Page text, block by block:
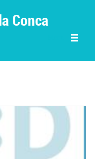
Conca